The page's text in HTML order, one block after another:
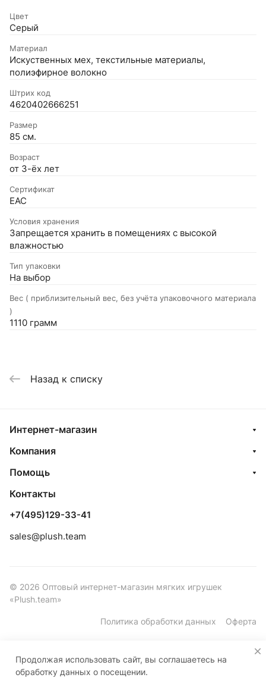
Цвет
Серый
Материал
Искуственных мех, текстильные материалы,
полиэфирное волокно
Штрих код
4620402666251
Размер
85 см.
Возраст
от 3-ёх лет
Сертификат
EAC
Условия хранения
Запрещается хранить в помещениях с высокой
влажностью
Тип упаковки
На выбор
Вес ( приблизительный вес, без учёта упаковочного материала
)
1110 грамм
Назад к списку
Интернет-магазин
Компания
Помощь
Контакты
+7(495)129-33-41
sales@plush.team
© 2026 Оптовый интернет-магазин мягких игрушек
«Plush.team»
Политика обработки данных Оферта
Продолжая использовать сайт, вы соглашаетесь на
обработку данных о посещении.